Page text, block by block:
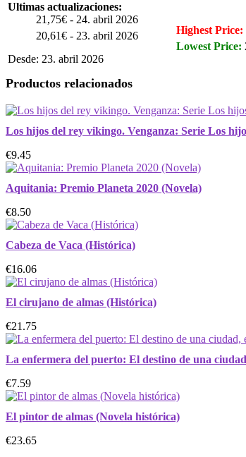
Ultimas actualizaciones:
21,75€ - 24. abril 2026
20,61€ - 23. abril 2026
Desde: 23. abril 2026
Highest Price:
Lowest Price:
Productos relacionados
Los hijos del rey vikingo. Venganza: Serie Los
€9.45
Aquitania: Premio Planeta 2020 (Novela)
€8.50
Cabeza de Vaca (Histórica)
€16.06
El cirujano de almas (Histórica)
€21.75
La enfermera del puerto: El destino de una
€7.59
El pintor de almas (Novela histórica)
€23.65